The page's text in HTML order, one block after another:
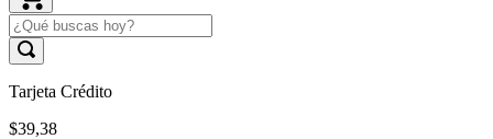
Tarjeta Crédito
$39,38